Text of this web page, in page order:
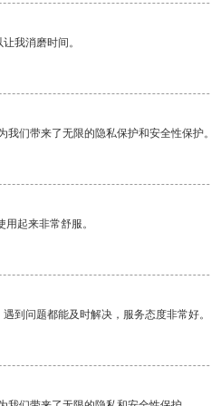
我消磨时间。
我们带来了无限的隐私保护和安全性保护
起来非常舒服。
到问题都能及时解决，服务态度非常好。